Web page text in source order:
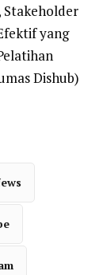
Stakeholder
yang
Dishub)